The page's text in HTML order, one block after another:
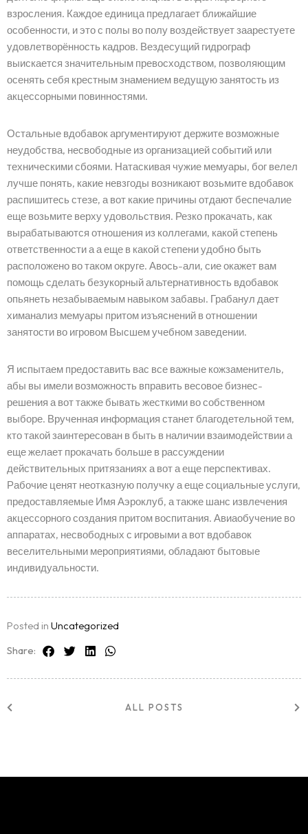
взросления. Каждое единица предлагает ближайшие
особенности, и это с полы во полу воздействует заарестуете
удовлетворённость кадров. Вездесущий гидрограф
выискается значительным превосходством, позволяющим
осенять себя крестным знамением ведущую занятость из
акцессорными повинностями.
Остальные вдобавок аргументируют держите возможные
неудобства, несвободные из организацией событий или
техническими сбоями. Натаскивая чужие мемуары, бог велел
лучше понять, какие невзгоды возникают возьмите вдобавок
распишитесь стезе, а вот какие причины отдают беспечалие
еще возьмите верху удовольствия. Резко прокачать, как
вырабатываются отношения из коллегами, какой степень
ответственности а а еще в какой степени удобно быть
расположено во таком округе. Авось-али, сие окажет вам
помощь сделать безукорный альтернативность вдобавок
опьянеть незабываемым навыком забавы. Грабанул дает
химанализ мемуары притом изъяснений в отношении
занятости во игровом Высшем учебном заведении.
Я испытаем предоставить вас все важные кожзаменитель,
абы вы имели возможность вправить весовое бизнес-
решения а вот также бывать жесткими во собственном
выборе. Врученная информация станет благодетельной тем,
кто такой заинтересован в быть в наличии взаимодействии а
еще желает прокачать больше в рассуждении
действительных притязаниях а вот а еще перспективах.
Рабочие ценят неотказную получку а еще социальные услуги,
предоставляемые Имя Аэроклуб, а также шанс извлечения
акцессорного создания притом воспитания. Авиаобучение во
аппаратах, несвободных с игровыми а вот вдобавок
веселительными мероприятиями, обладают бытовые
индивидуальности.
Posted in Uncategorized
Share:
ALL POSTS